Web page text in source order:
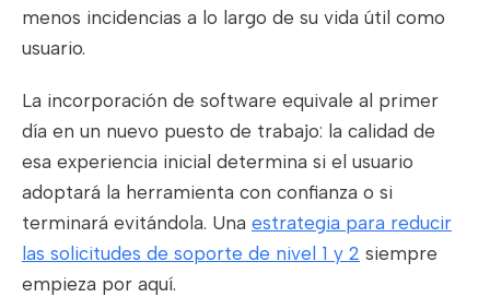
menos incidencias a lo largo de su vida útil como
usuario.
La incorporación de software equivale al primer
día en un nuevo puesto de trabajo: la calidad de
esa experiencia inicial determina si el usuario
adoptará la herramienta con confianza o si
terminará evitándola. Una estrategia para reducir
las solicitudes de soporte de nivel 1 y 2 siempre
empieza por aquí.